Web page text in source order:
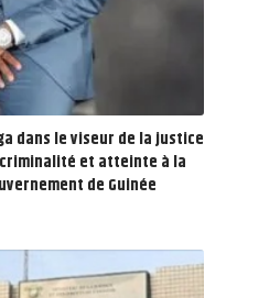
dans le viseur de la justice
et atteinte à la
de Guinée